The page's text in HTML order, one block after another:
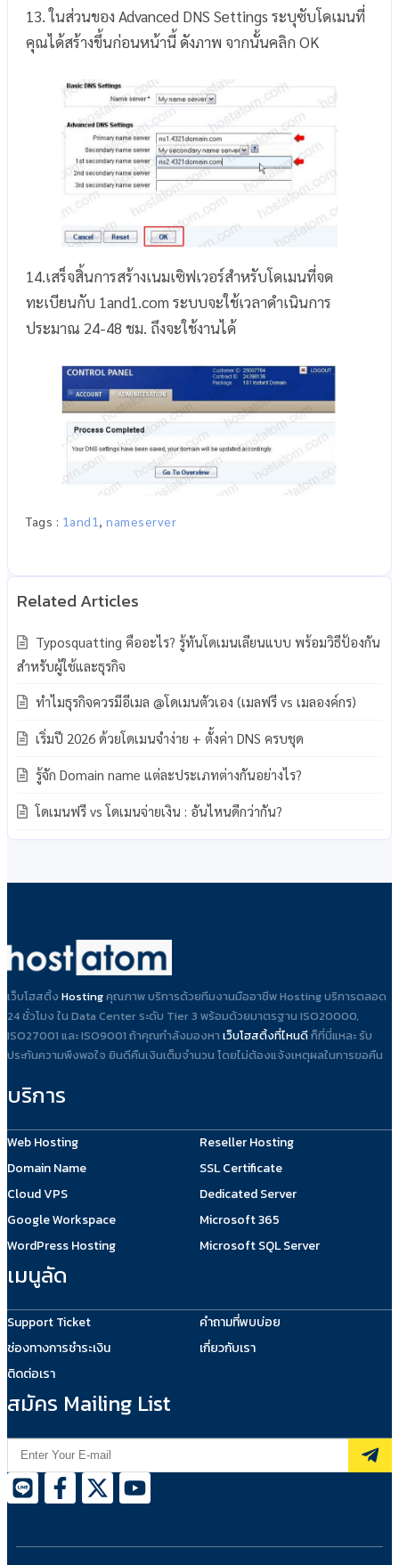
13. ในส่วนของ Advanced DNS Settings ระบุซับโดเมนที่
คุณได้สร้างขึ้นก่อนหน้านี้ ดังภาพ จากนั้นคลิก OK
14.เสร็จสิ้นการสร้างเนมเซิฟเวอร์สำหรับโดเมนที่จด
ทะเบียนกับ 1and1.com ระบบจะใช้เวลาดำเนินการ
ประมาณ 24-48 ชม. ถึงจะใช้งานได้
Tags : 1and1 , nameserver
Typosquatting คืออะไร? รู้ทันโดเมนเลียนแบบ พร้อมวิธีป้องกัน
สำหรับผู้ใช้และธุรกิจ
ทำไมธุรกิจควรมีอีเมล @โดเมนตัวเอง (เมลฟรี vs เมลองค์กร)
เริ่มปี 2026 ด้วยโดเมนจำง่าย + ตั้งค่า DNS ครบชุด
รู้จัก Domain name แต่ละประเภทต่างกันอย่างไร?
โดเมนฟรี vs โดเมนจ่ายเงิน : อันไหนดีกว่ากัน?
เว็บโฮสติ้ง Hostingคุณภาพ บริการด้วยทีมงานมืออาชีพ Hosting บริการตลอด
24 ชั่วโมง ใน Data Center ระดับ Tier 3 พร้อมด้วยมาตรฐาน ISO20000,
ISO27001 และ ISO9001 ถ้าคุณกำลังมองหา เว็บโฮสติ้งที่ไหนดีก็ที่นี่แหละ รับ
ประกันความพึงพอใจ ยินดีคืนเงินเต็มจำนวน โดยไม่ต้องแจ้งเหตุผลในการขอคืน
บริการ
Web Hosting
Domain Name
Cloud VPS
Google Workspace
WordPress Hosting
Reseller Hosting
SSL Certificate
Dedicated Server
Microsoft 365
Microsoft SQL Server
เมนูลัด
Support Ticket
ช่องทางการชำระเงิน
ติดต่อเรา
คำถามที่พบบ่อย
เกี่ยวกับเรา
สมัคร Mailing List